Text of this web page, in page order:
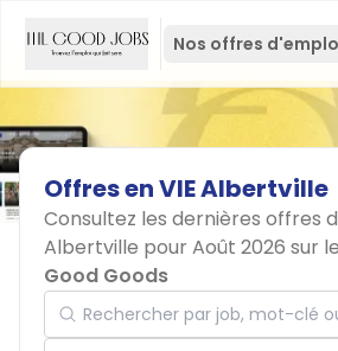
Nos offres
OffresenVIEAlbertville
Consultez les dernières offres
Albertville pour Août 2026 sur
Good Goods
Rechercher par job, mot-clé ou
Localisation